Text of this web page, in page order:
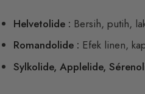
Helvetolide : Bersih, putih,
Romandolide : Efek linen,
Sylkolide, Applelide,